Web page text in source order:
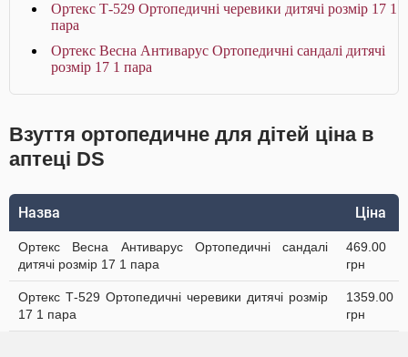
Ортекс Т-529 Ортопедичні черевики дитячі розмір 17 1
пара
Ортекс Весна Антиварус Ортопедичні сандалі дитячі
розмір 17 1 пара
Взуття ортопедичне для дітей ціна в
аптеці DS
Назва Ціна
Ортекс Весна Антиварус Ортопедичні сандалі
дитячі розмір 17 1 пара
469.00
грн
Ортекс Т-529 Ортопедичні черевики дитячі розмір
17 1 пара
1359.00
грн